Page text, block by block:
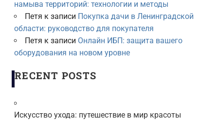
намыва территорий: технологии и методы
Петя к записи Покупка дачи в Ленинградской
области: руководство для покупателя
Петя к записи Онлайн ИБП: защита вашего
оборудования на новом уровне
RECENT POSTS
Искусство ухода: путешествие в мир красоты